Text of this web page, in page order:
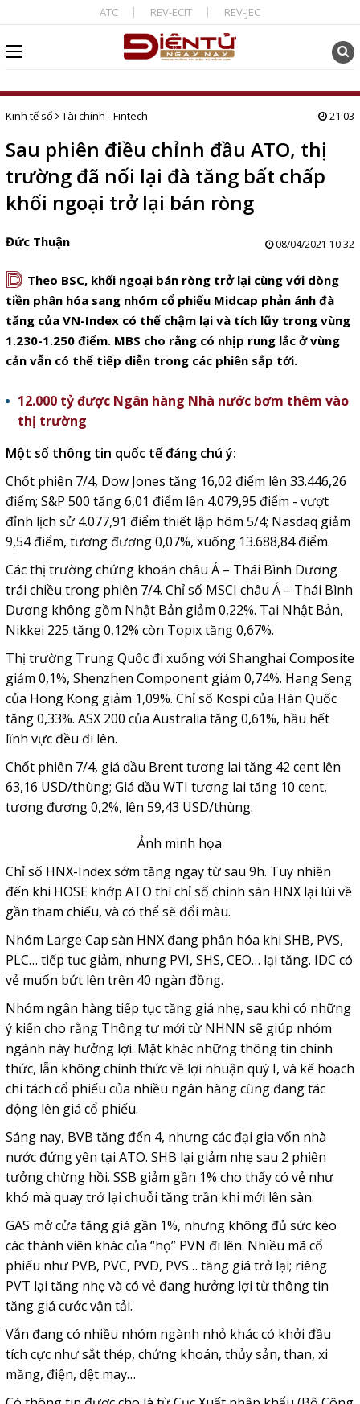
ATC REV-ECIT REV-JEC
Kinh tế số Tài chính - Fintech 21:03
Sau phiên điều chỉnh đầu ATO, thị
trường đã nối lại đà tăng bất chấp
khối ngoại trở lại bán ròng
Đức Thuận 08/04/2021 10:32
D Theo BSC, khối ngoại bán ròng trở lại cùng với dòng
tiền phân hóa sang nhóm cổ phiếu Midcap phản ánh đà
tăng của VN-Index có thể chậm lại và tích lũy trong vùng
1.230-1.250 điểm. MBS cho rằng có nhịp rung lắc ở vùng
cản vẫn có thể tiếp diễn trong các phiên sắp tới.
12.000 tỷ được Ngân hàng Nhà nước bơm thêm vào
thị trường
Một số thông tin quốc tế đáng chú ý:
Chốt phiên 7/4, Dow Jones tăng 16,02 điểm lên 33.446,26
điểm; S&P 500 tăng 6,01 điểm lên 4.079,95 điểm - vượt
đỉnh lịch sử 4.077,91 điểm thiết lập hôm 5/4; Nasdaq giảm
9,54 điểm, tương đương 0,07%, xuống 13.688,84 điểm.
Các thị trường chứng khoán châu Á – Thái Bình Dương
trái chiều trong phiên 7/4. Chỉ số MSCI châu Á – Thái Bình
Dương không gồm Nhật Bản giảm 0,22%. Tại Nhật Bản,
Nikkei 225 tăng 0,12% còn Topix tăng 0,67%.
Thị trường Trung Quốc đi xuống với Shanghai Composite
giảm 0,1%, Shenzhen Component giảm 0,74%. Hang Seng
của Hong Kong giảm 1,09%. Chỉ số Kospi của Hàn Quốc
tăng 0,33%. ASX 200 của Australia tăng 0,61%, hầu hết
lĩnh vực đều đi lên.
Chốt phiên 7/4, giá dầu Brent tương lai tăng 42 cent lên
63,16 USD/thùng; Giá dầu WTI tương lai tăng 10 cent,
tương đương 0,2%, lên 59,43 USD/thùng.
Ảnh minh họa
Chỉ số HNX-Index sớm tăng ngay từ sau 9h. Tuy nhiên
đến khi HOSE khớp ATO thì chỉ số chính sàn HNX lại lùi về
gần tham chiếu, và có thể sẽ đổi màu.
Nhóm Large Cap sàn HNX đang phân hóa khi SHB, PVS,
PLC… tiếp tục giảm, nhưng PVI, SHS, CEO… lại tăng. IDC có
vẻ muốn bứt lên trên 40 ngàn đồng.
Nhóm ngân hàng tiếp tục tăng giá nhẹ, sau khi có những
ý kiến cho rằng Thông tư mới từ NHNN sẽ giúp nhóm
ngành này hưởng lợi. Mặt khác những thông tin chính
thức, lẫn không chính thức về lợi nhuận quý I, và kế hoạch
chi tách cổ phiếu của nhiều ngân hàng cũng đang tác
động lên giá cổ phiếu.
Sáng nay, BVB tăng đến 4, nhưng các đại gia vốn nhà
nước đứng yên tại ATO. SHB lại giảm nhẹ sau 2 phiên
tưởng chừng hồi. SSB giảm gần 1% cho thấy có vẻ như
khó mà quay trở lại chuỗi tăng trần khi mới lên sàn.
GAS mở cửa tăng giá gần 1%, nhưng không đủ sức kéo
các thành viên khác của “họ” PVN đi lên. Nhiều mã cổ
phiếu như PVB, PVC, PVD, PVS… tăng giá trở lại; riêng
PVT lại tăng nhẹ và có vẻ đang hưởng lợi từ thông tin
tăng giá cước vận tải.
Vẫn đang có nhiều nhóm ngành nhỏ khác có khởi đầu
tích cực như sắt thép, chứng khoán, thủy sản, than, xi
măng, điện, dệt may…